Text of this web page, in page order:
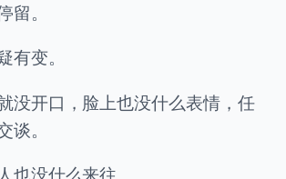
留。
有变。
没开口，脸上也没什么表情，任
谈。
也没什么来往。